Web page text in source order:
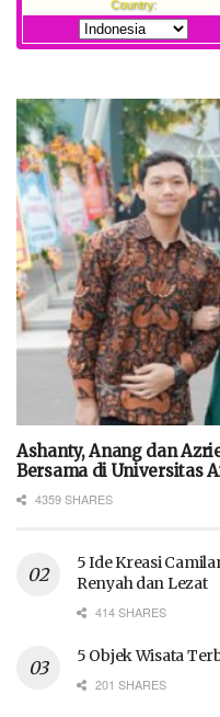
Ashanty, Anang dan
Bersama di Universitas
4359 SHARES
5 Ide Kreasi
Renyah dan Lezat
414 SHARES
5 Objek Wisata
201 SHARES